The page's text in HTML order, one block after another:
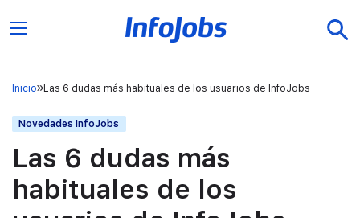
Inicio Las 6 dudas más habituales de los usuarios de InfoJobs
Novedades InfoJobs
Las 6 dudas más
habituales de los